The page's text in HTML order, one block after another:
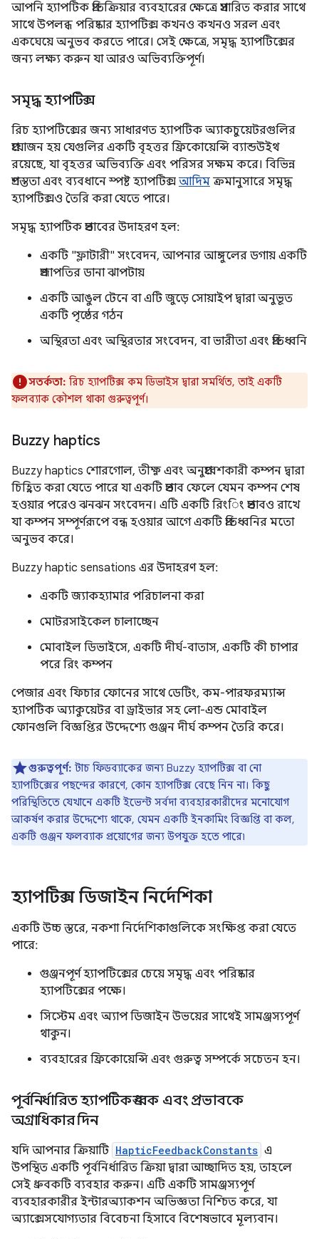
আপনি হ্যাপটিক প্রতিক্রিয়ার ব্যবহারের ক্ষেত্রে প্রসারিত করার সাথে
সাথে উপলব্ধ পরিষ্কার হ্যাপটিক্স কখনও কখনও সরল এবং
একঘেয়ে অনুভব করতে পারে। সেই ক্ষেত্রে, সমৃদ্ধ হ্যাপটিক্সের
জন্য লক্ষ্য করুন যা আরও অভিব্যক্তিপূর্ণ।
সমৃদ্ধ হ্যাপটিক্স
রিচ হ্যাপটিক্সের জন্য সাধারণত হ্যাপটিক অ্যাকচুয়েটরগুলির
প্রয়োজন হয় যেগুলির একটি বৃহত্তর ফ্রিকোয়েন্সি ব্যান্ডউইথ
রয়েছে, যা বৃহত্তর অভিব্যক্তি এবং পরিসর সক্ষম করে। বিভিন্ন
প্রশস্ততা এবং ব্যবধানে স্পষ্ট হ্যাপটিক্স আদিম ক্রমানুসারে সমৃদ্ধ
হ্যাপটিক্সও তৈরি করা যেতে পারে।
সমৃদ্ধ হ্যাপটিক প্রভাবের উদাহরণ হল:
একটি "ফ্লাটারী" সংবেদন, আপনার আঙ্গুলের ডগায় একটি
প্রজাপতির ডানা ঝাপটায়
একটি আঙুল টেনে বা এটি জুড়ে সোয়াইপ দ্বারা অনুভূত
একটি পৃষ্ঠের গঠন
অস্থিরতা এবং অস্থিরতার সংবেদন, বা ভারীতা এবং প্রতিধ্বনি
সতর্কতা: রিচ হ্যাপটিক্স কম ডিভাইস দ্বারা সমর্থিত, তাই একটি
ফলব্যাক কৌশল থাকা গুরুত্বপূর্ণ।
Buzzy haptics
Buzzy haptics শোরগোল, তীক্ষ্ণ এবং অনুপ্রবেশকারী কম্পন দ্বারা
চিহ্নিত করা যেতে পারে যা একটি প্রভাব ফেলে যেমন কম্পন শেষ
হওয়ার পরেও ঝনঝন সংবেদন। এটি একটি রিংিং প্রভাবও রাখে
যা কম্পন সম্পূর্ণরূপে বন্ধ হওয়ার আগে একটি প্রতিধ্বনির মতো
অনুভব করে।
Buzzy haptic sensations এর উদাহরণ হল:
একটি জ্যাকহ্যামার পরিচালনা করা
মোটরসাইকেল চালাচ্ছেন
মোবাইল ডিভাইসে, একটি দীর্ঘ-বাতাস, একটি কী চাপার
পরে রিং কম্পন
পেজার এবং ফিচার ফোনের সাথে ডেটিং, কম-পারফরম্যান্স
হ্যাপটিক অ্যাকুয়েটর বা ড্রাইভার সহ লো-এন্ড মোবাইল
ফোনগুলি বিজ্ঞপ্তির উদ্দেশ্যে গুঞ্জন দীর্ঘ কম্পন তৈরি করে।
গুরুত্বপূর্ণ: টাচ ফিডব্যাকের জন্য Buzzy হ্যাপটিক্স বা নো
হ্যাপটিক্সের পছন্দের কারণে, কোন হ্যাপটিক্স বেছে নিন না। কিছু
পরিস্থিতিতে যেখানে একটি ইভেন্ট সর্বদা ব্যবহারকারীদের মনোযোগ
আকর্ষণ করার উদ্দেশ্যে থাকে, যেমন একটি ইনকামিং বিজ্ঞপ্তি বা কল,
একটি গুঞ্জন ফলব্যাক প্রয়োগের জন্য উপযুক্ত হতে পারে৷
হ্যাপটিক্স ডিজাইন নির্দেশিকা
একটি উচ্চ স্তরে, নকশা নির্দেশিকাগুলিকে সংক্ষিপ্ত করা যেতে
পারে:
গুঞ্জনপূর্ণ হ্যাপটিক্সের চেয়ে সমৃদ্ধ এবং পরিষ্কার
হ্যাপটিক্সের পক্ষে।
সিস্টেম এবং অ্যাপ ডিজাইন উভয়ের সাথেই সামঞ্জস্যপূর্ণ
থাকুন।
ব্যবহারের ফ্রিকোয়েন্সি এবং গুরুত্ব সম্পর্কে সচেতন হন।
পূর্বনির্ধারিত হ্যাপটিক ধ্রুবক এবং প্রভাবকে
অগ্রাধিকার দিন
যদি আপনার ক্রিয়াটি HapticFeedbackConstants এ
উপস্থিত একটি পূর্বনির্ধারিত ক্রিয়া দ্বারা আচ্ছাদিত হয়, তাহলে
সেই ধ্রুবকটি ব্যবহার করুন। এটি একটি সামঞ্জস্যপূর্ণ
ব্যবহারকারীর ইন্টারঅ্যাকশন অভিজ্ঞতা নিশ্চিত করে, যা
অ্যাক্সেসযোগ্যতার বিবেচনা হিসাবে বিশেষভাবে মূল্যবান।